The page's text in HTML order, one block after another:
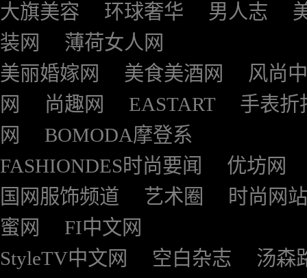
大旗美容
环球奢华 男人志
装网
薄荷女人网
美丽婚嫁网
美食美酒网
风尚
网
尚趣网 EASTART
手表折
网
BOMODA摩登系
FASHIONDES时尚要闻
优坊网
国网服饰频道
艺术圈
时尚网站
蜜网
FI中文网
StyleTV中文网
空白杂志
汤森